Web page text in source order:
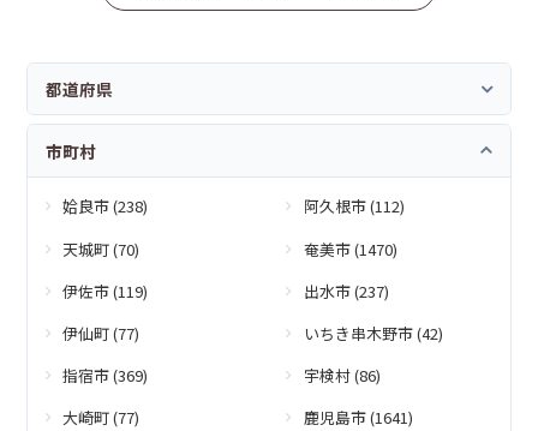
都道府県
市町村
姶良市 (238)
阿久根市 (112)
天城町 (70)
奄美市 (1470)
伊佐市 (119)
出水市 (237)
伊仙町 (77)
いちき串木野市 (42)
指宿市 (369)
宇検村 (86)
大崎町 (77)
鹿児島市 (1641)